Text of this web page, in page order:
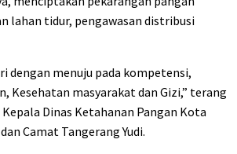
lahan tidur, pengawasan distribusi
dengan menuju pada kompetensi,
Kesehatan masyarakat dan Gizi,” terang
Dinas Ketahanan Pangan Kota
Camat Tangerang Yudi.